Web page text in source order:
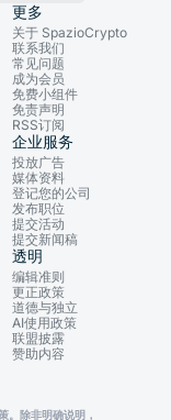
更多
关于 SpazioCrypto
联系我们
常见问题
成为会员
免费小组件
免责声明
RSS订阅
企业服务
投放广告
媒体资料
登记您的公司
发布职位
提交活动
提交新闻稿
透明
编辑准则
更正政策
道德与独立
AI使用政策
联盟披露
赞助内容
。除非明确说明，